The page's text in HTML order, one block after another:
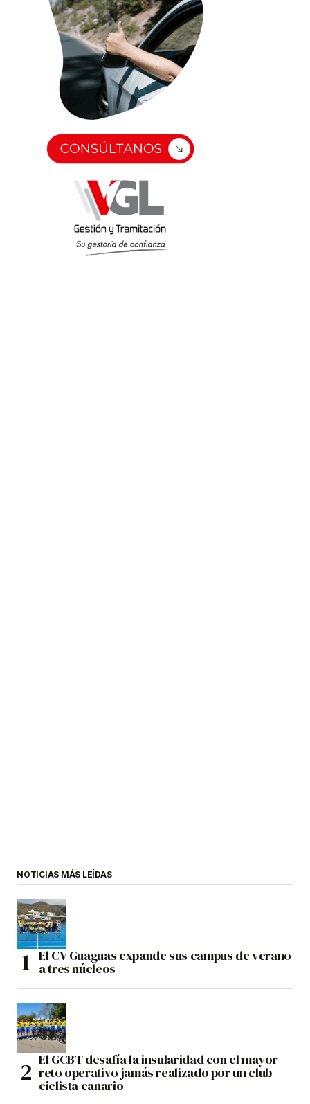
NOTICIAS MÁS LEÍDAS
El CV Guaguas expande sus campus de verano
a tres núcleos
El GCBT desafía la insularidad con el mayor
reto operativo jamás realizado por un club
ciclista canario